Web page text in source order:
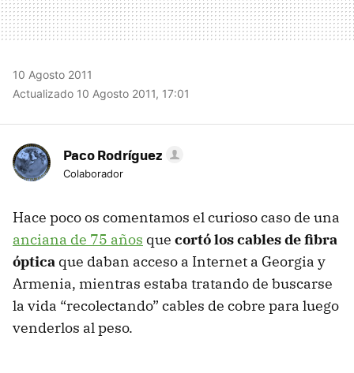
10 Agosto 2011
Actualizado 10 Agosto 2011, 17:01
Paco Rodríguez
Colaborador
Hace poco os comentamos el curioso caso de una
anciana de 75 años que cortó los cables de fibra
óptica que daban acceso a Internet a Georgia y
Armenia, mientras estaba tratando de buscarse
la vida “recolectando” cables de cobre para luego
venderlos al peso.